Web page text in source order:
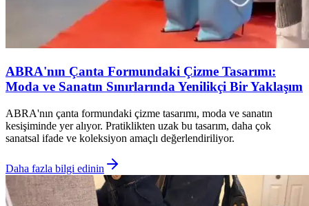
ABRA'nın Çanta Formundaki Çizme Tasarımı:
Moda ve Sanatın Sınırlarında Yenilikçi Bir Yaklaşım
ABRA'nın çanta formundaki çizme tasarımı, moda ve sanatın
kesişiminde yer alıyor. Pratiklikten uzak bu tasarım, daha çok
sanatsal ifade ve koleksiyon amaçlı değerlendiriliyor.
Daha fazla bilgi edinin